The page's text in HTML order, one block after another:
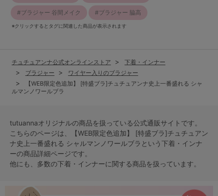
ブラジャー 谷間メイク ブラジャー 脇高
※クリックするとタグに関連した商品が表示されます
チュチュアンナ公式オンラインストア
下着・インナー
ブラジャー
ワイヤー入りのブラジャー
【WEB限定色追加】 [特盛ブラ]チュチュアンナ史上一番盛れる シャ
ルマンノワールブラ
tutuannaオリジナルの商品を扱っている公式通販サイトです。
こちらのページは、【WEB限定色追加】 [特盛ブラ]チュチュアン
ナ史上一番盛れる シャルマンノワールブラという下着・インナ
ーの商品詳細ページです。
他にも、多数の下着・インナーに関する商品を扱っています。